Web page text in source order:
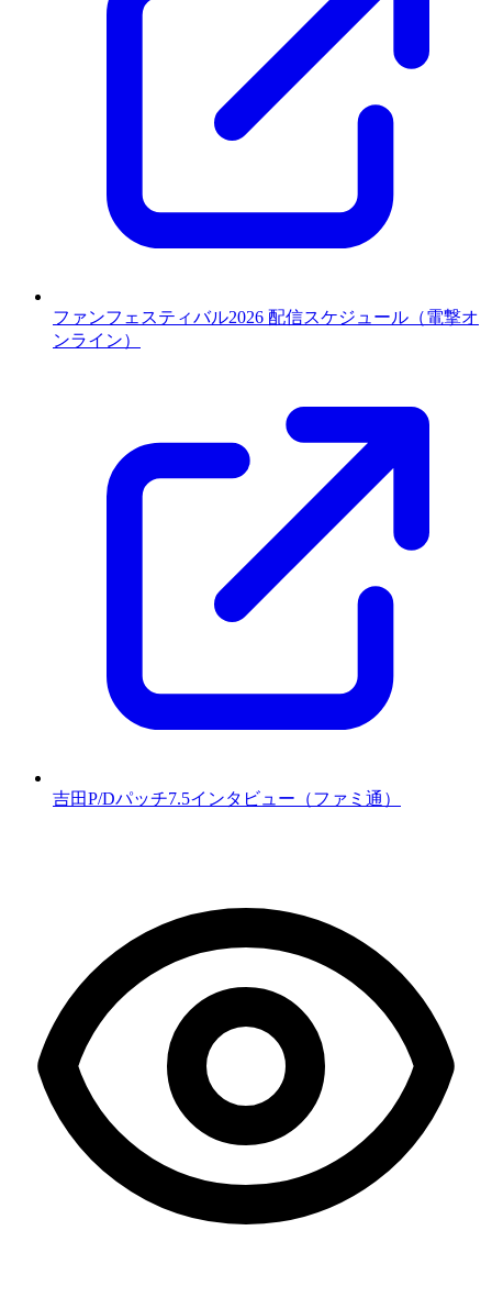
ファンフェスティバル2026 配信スケジュール（電撃オ
ンライン）
吉田P/Dパッチ7.5インタビュー（ファミ通）